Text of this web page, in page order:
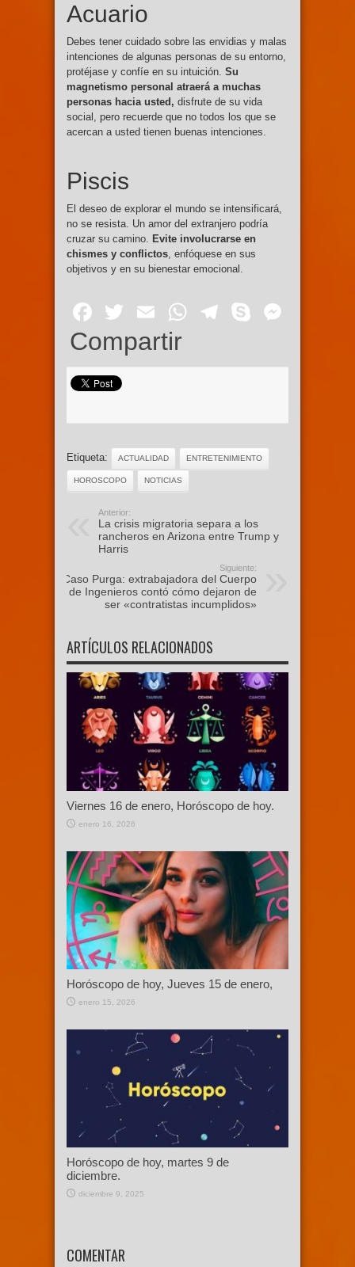
Acuario
Debes tener cuidado sobre las envidias y malas
intenciones de algunas personas de su entorno,
protéjase y confíe en su intuición. Su
magnetismo personal atraerá a muchas
personas hacia usted, disfrute de su vida
social, pero recuerde que no todos los que se
acercan a usted tienen buenas intenciones.
Piscis
El deseo de explorar el mundo se intensificará,
no se resista. Un amor del extranjero podría
cruzar su camino.
Evite involucrarse en
chismes y conflictos , enfóquese en sus
objetivos y en su bienestar emocional.
Facebook
Twitter
EmailWhatsApp
Telegram
Skype
Compartir
Etiqueta: ACTUALIDAD ENTRETENIMIENTO
HOROSCOPO NOTICIAS
Anterior:
La crisis migratoria separa a los
rancheros en Arizona entre Trump y
Harris
Siguiente:
Caso Purga: extrabajadora del Cuerpo
de Ingenieros contó cómo dejaron de
ser «contratistas incumplidos»
ARTÍCULOS RELACIONADOS
Viernes 16 de enero, Horóscopo de hoy.
enero 16, 2026
Horóscopo de hoy, Jueves 15 de enero,
enero 15, 2026
Horóscopo de hoy, martes 9 de
diciembre.
diciembre 9, 2025
COMENTAR